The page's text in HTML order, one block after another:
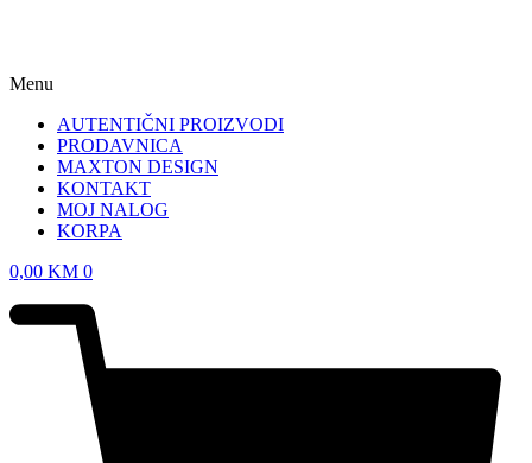
Menu
AUTENTIČNI PROIZVODI
PRODAVNICA
MAXTON DESIGN
KONTAKT
MOJ NALOG
KORPA
0,00 KM 0